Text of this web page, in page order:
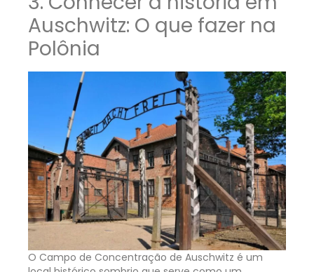
Auschwitz: O que fazer na
Polônia
O Campo de Concentração de Auschwitz é um